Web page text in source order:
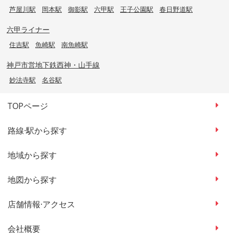
芦屋川駅 岡本駅 御影駅 六甲駅 王子公園駅 春日野道駅
六甲ライナー
住吉駅 魚崎駅 南魚崎駅
神戸市営地下鉄西神・山手線
妙法寺駅 名谷駅
TOPページ
路線·駅から探す
地域から探す
地図から探す
店舗情報·アクセス
会社概要